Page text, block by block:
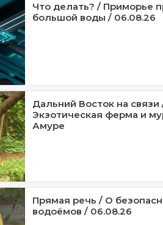
Что делать? / Приморье
большой воды / 06.08.26
Дальний Восток на связи
Экзотическая ферма и
Амуре
Прямая речь / О
водоёмов / 06.08.26